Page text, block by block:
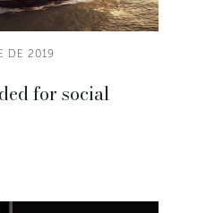
DE 2019
for social